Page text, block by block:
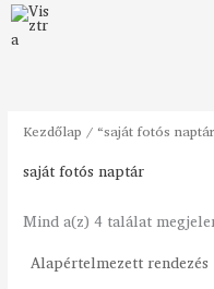
Skip
to
Kezdőlap / “saját fotós
saját fotós naptár
Mind a(z) 4 találat